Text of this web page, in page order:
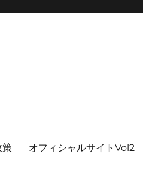
策 オフィシャルサイトVol2